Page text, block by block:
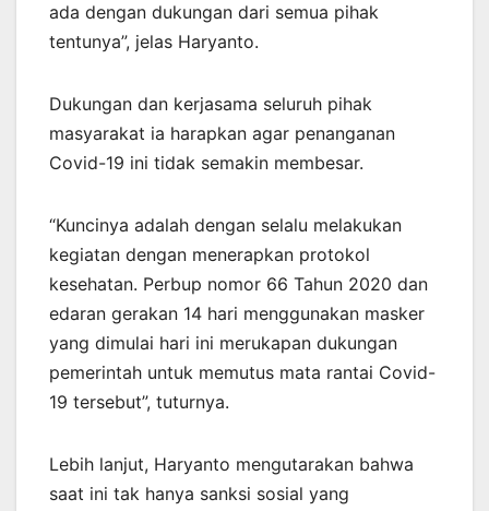
ada dengan dukungan dari semua pihak
tentunya”, jelas Haryanto.
Dukungan dan kerjasama seluruh pihak
masyarakat ia harapkan agar penanganan
Covid-19 ini tidak semakin membesar.
“Kuncinya adalah dengan selalu melakukan
kegiatan dengan menerapkan protokol
kesehatan. Perbup nomor 66 Tahun 2020 dan
edaran gerakan 14 hari menggunakan masker
yang dimulai hari ini merukapan dukungan
pemerintah untuk memutus mata rantai Covid-
19 tersebut”, tuturnya.
Lebih lanjut, Haryanto mengutarakan bahwa
saat ini tak hanya sanksi sosial yang